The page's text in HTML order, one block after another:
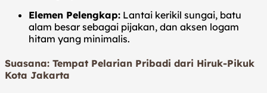
Elemen Pelengkap: Lantai kerikil sungai, batu
alam besar sebagai pijakan, dan aksen logam
hitam yang minimalis.
Suasana: Tempat Pelarian Pribadi dari Hiruk-Pikuk
Kota Jakarta